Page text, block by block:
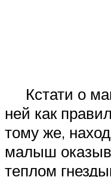
Кстати о
ней как
тому же,
малыш
теплом